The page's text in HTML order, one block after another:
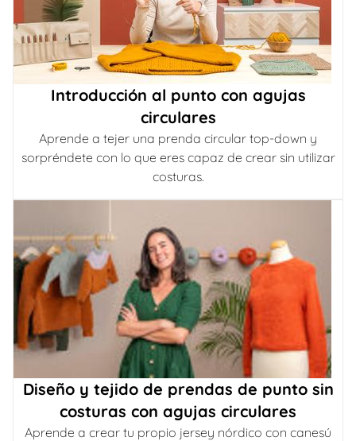
Introducción al punto con agujas
circulares
Aprende a tejer una prenda circular top-down y
sorpréndete con lo que eres capaz de crear sin utilizar
costuras.
Diseño y tejido de prendas de punto sin
costuras con agujas circulares
Aprende a crear tu propio jersey nórdico con canesú